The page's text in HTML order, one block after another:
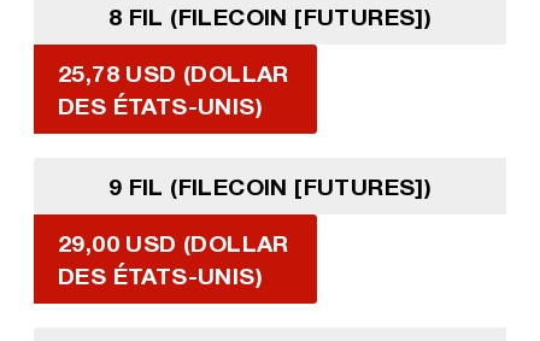
8 FIL (FILECOIN [FUTURES])
25,78 USD (DOLLAR
DES ÉTATS-UNIS)
9 FIL (FILECOIN [FUTURES])
29,00 USD (DOLLAR
DES ÉTATS-UNIS)